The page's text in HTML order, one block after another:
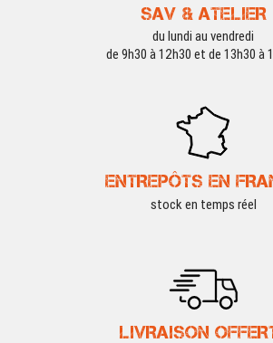
SAV & ATELIER
du lundi au vendredi
de 9h30 à 12h30 et de 13h30 à
ENTREPÔTS EN
stock en temps réel
LIVRAISON